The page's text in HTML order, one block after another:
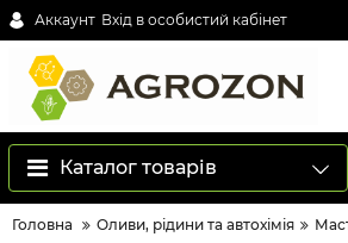
Аккаунт Вхід в особистий кабінет
Каталог товарів
Головна Оливи, рідини та автохімія